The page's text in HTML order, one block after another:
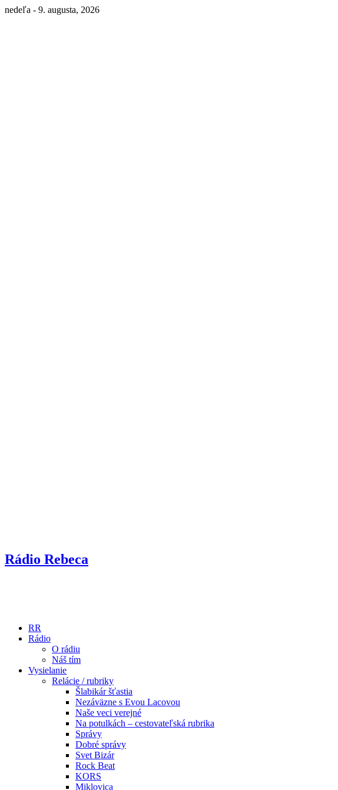
nedeľa - 9. augusta, 2026
Rádio Rebeca
RR
Rádio
O rádiu
Náš tím
Vysielanie
Relácie / rubriky
Šlabikár šťastia
Nezáväzne s Evou Lacovou
Naše veci verejné
Na potulkách – cestovateľská rubrika
Správy
Dobré správy
Svet Bizár
Rock Beat
KORS
Miklovica